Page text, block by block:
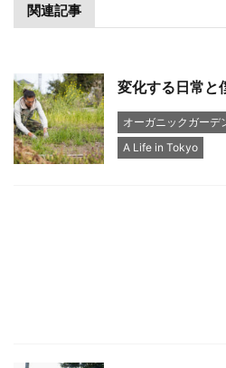
関連記事
変化する日常と
オーガニックガーデ
A Life in Tokyo